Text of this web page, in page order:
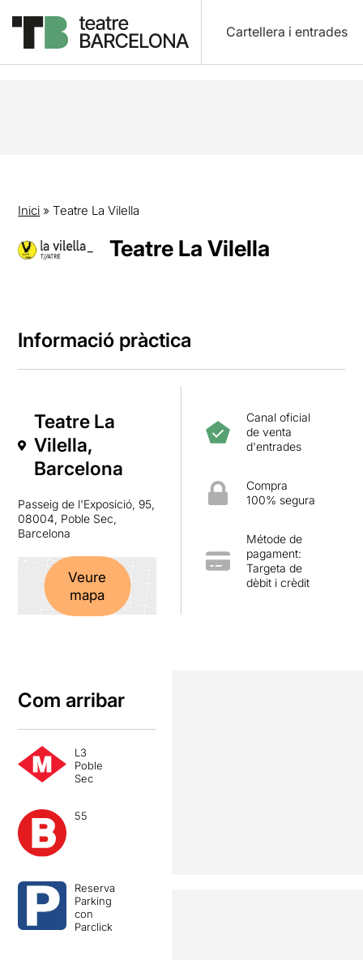
Cartellera i entrades
Inici »Teatre La Vilella
Teatre La Vilella
Informació pràctica
Teatre La
Vilella,
Barcelona
Passeig de l'Exposició, 95,
08004, Poble Sec,
Barcelona
Veure
mapa
Canal oficial
de venta
d'entrades
Compra
100% segura
Métode de
pagament:
Targeta de
dèbit i crèdit
Com arribar
L3
Poble
Sec
55
Reserva
Parking
con
Parclick